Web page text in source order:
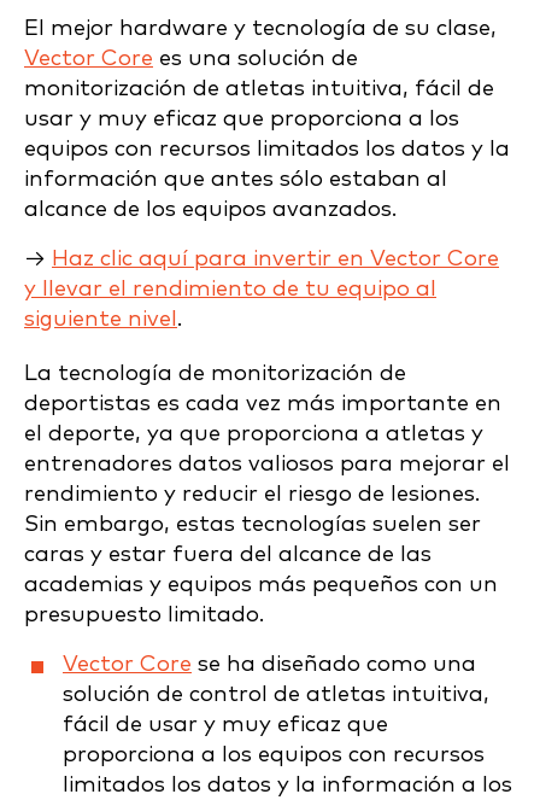
El mejor hardware y tecnología de su clase,
Vector Core es una solución de
monitorización de atletas intuitiva, fácil de
usar y muy eficaz que proporciona a los
equipos con recursos limitados los datos y la
información que antes sólo estaban al
alcance de los equipos avanzados.
→ Haz clic aquí para invertir en Vector Core
y llevar el rendimiento de tu equipo al
siguiente nivel .
La tecnología de monitorización de
deportistas es cada vez más importante en
el deporte, ya que proporciona a atletas y
entrenadores datos valiosos para mejorar el
rendimiento y reducir el riesgo de lesiones.
Sin embargo, estas tecnologías suelen ser
caras y estar fuera del alcance de las
academias y equipos más pequeños con un
presupuesto limitado.
Vector Core se ha diseñado como una
solución de control de atletas intuitiva,
fácil de usar y muy eficaz que
proporciona a los equipos con recursos
limitados los datos y la información a los